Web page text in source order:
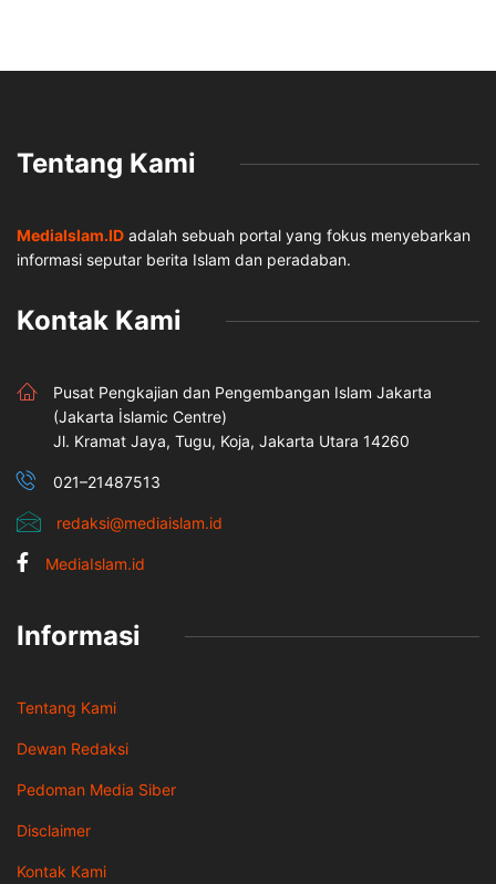
Tentang Kami
MediaIslam.ID adalah sebuah portal yang fokus menyebarkan
informasi seputar berita Islam dan peradaban.
Kontak Kami
Pusat Pengkajian dan Pengembangan Islam Jakarta
(Jakarta İslamic Centre)
Jl. Kramat Jaya, Tugu, Koja, Jakarta Utara 14260
021–21487513
redaksi@mediaislam.id
MediaIslam.id
Informasi
Tentang Kami
Dewan Redaksi
Pedoman Media Siber
Disclaimer
Kontak Kami